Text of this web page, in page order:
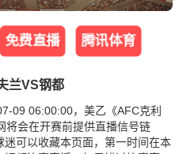
免费直播 腾讯体育
兰VS钢都
09 06:00:00，美乙《AFC克利
将会在开赛前提供直播信号链
可以收藏本页面，第一时间在本